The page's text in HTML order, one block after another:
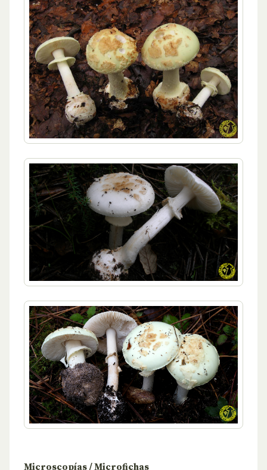
Microscopías / Microfichas